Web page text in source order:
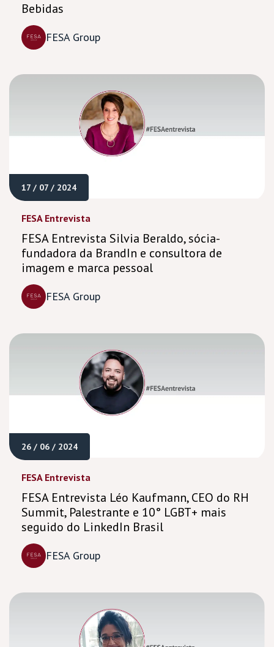
Bebidas
FESA Group
17 / 07 / 2024
FESA Entrevista
FESA Entrevista Silvia Beraldo, sócia-
fundadora da BrandIn e consultora de
imagem e marca pessoal
FESA Group
26 / 06 / 2024
FESA Entrevista
FESA Entrevista Léo Kaufmann, CEO do RH
Summit, Palestrante e 10° LGBT+ mais
seguido do LinkedIn Brasil
FESA Group